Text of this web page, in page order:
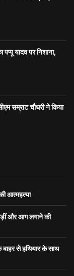
पप्पू यादव पर निशाना,
सम्राट चौधरी ने किया
आत्महत्या
और आग लगाने की
से हथियार के साथ